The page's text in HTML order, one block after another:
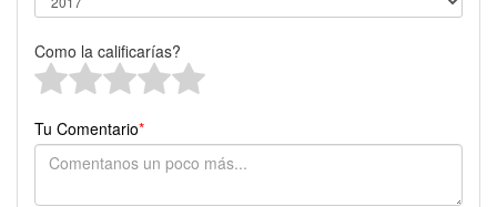
Como la calificarías?
Tu Comentario*